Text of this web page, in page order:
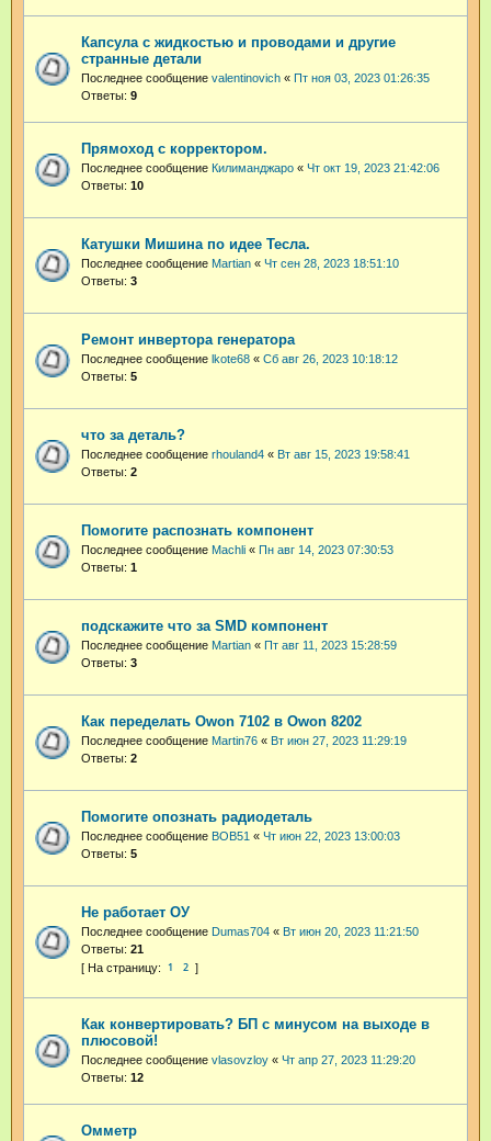
Капсула с жидкостью и проводами и другие
странные детали
Последнее сообщение valentinovich « Пт ноя 03, 2023 01:26:35
Ответы: 9
Прямоход с корректором.
Последнее сообщение Килиманджаро « Чт окт 19, 2023 21:42:06
Ответы: 10
Катушки Мишина по идее Тесла.
Последнее сообщение Martian « Чт сен 28, 2023 18:51:10
Ответы: 3
Ремонт инвертора генератора
Последнее сообщение lkote68 « Сб авг 26, 2023 10:18:12
Ответы: 5
что за деталь?
Последнее сообщение rhouland4 « Вт авг 15, 2023 19:58:41
Ответы: 2
Помогите распознать компонент
Последнее сообщение Machli « Пн авг 14, 2023 07:30:53
Ответы: 1
подскажите что за SMD компонент
Последнее сообщение Martian « Пт авг 11, 2023 15:28:59
Ответы: 3
Как переделать Owon 7102 в Owon 8202
Последнее сообщение Martin76 « Вт июн 27, 2023 11:29:19
Ответы: 2
Помогите опознать радиодеталь
Последнее сообщение BOB51 « Чт июн 22, 2023 13:00:03
Ответы: 5
Не работает ОУ
Последнее сообщение Dumas704 « Вт июн 20, 2023 11:21:50
Ответы: 21
1 2
Как конвертировать? БП с минусом на выходе в
плюсовой!
Последнее сообщение vlasovzloy « Чт апр 27, 2023 11:29:20
Ответы: 12
Омметр